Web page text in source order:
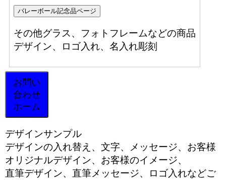
バレーボール記念品ページ
その他グラス、フォトフレームなどの商品
デザイン、ロゴ入れ、名入れ彫刻
お問い
合わせ
ホーム
デザインサンプル
デザインの入れ替え、文字、メッセージ、お客様
オリジナルデザイン、お客様のイメージ、
直筆デザイン、直筆メッセージ、ロゴ入れなどご